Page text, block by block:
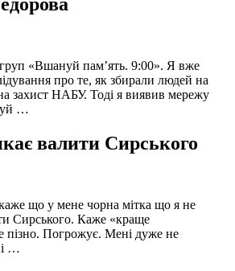
«Вшануй пам’ять. 9:00». Я вже
про те, як збирали людей на
захист НАБУ. Тоді я виявив мережу
…
валити Сирського
що у мене чорна мітка що я не
Сирського. Каже «краще
пізно. Погрожує. Мені дуже не
…